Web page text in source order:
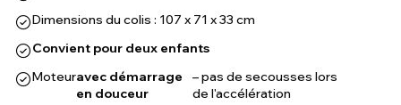
Dimensions du colis : 107 x 71 x 33 cm
Convient pour deux enfants
Moteuravec démarrage
en douceur
– pas de secousses lors
de l'accélération